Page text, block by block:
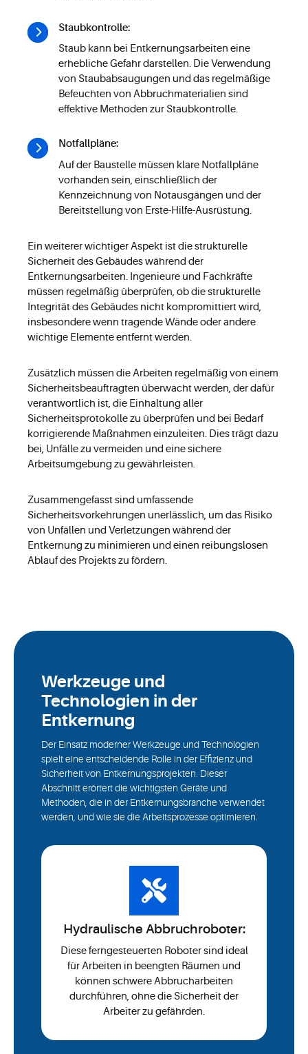
Staubkontrolle:
Staub kann bei Entkernungsarbeiten eine
erhebliche Gefahr darstellen. Die Verwendung
von Staubabsaugungen und das regelmäßige
Befeuchten von Abbruchmaterialien sind
effektive Methoden zur Staubkontrolle.
Notfallpläne:
Auf der Baustelle müssen klare Notfallpläne
vorhanden sein, einschließlich der
Kennzeichnung von Notausgängen und der
Bereitstellung von Erste-Hilfe-Ausrüstung.
Ein weiterer wichtiger Aspekt ist die strukturelle
Sicherheit des Gebäudes während der
Entkernungsarbeiten. Ingenieure und Fachkräfte
müssen regelmäßig überprüfen, ob die strukturelle
Integrität des Gebäudes nicht kompromittiert wird,
insbesondere wenn tragende Wände oder andere
wichtige Elemente entfernt werden.
Zusätzlich müssen die Arbeiten regelmäßig von einem
Sicherheitsbeauftragten überwacht werden, der dafür
verantwortlich ist, die Einhaltung aller
Sicherheitsprotokolle zu überprüfen und bei Bedarf
korrigierende Maßnahmen einzuleiten. Dies trägt dazu
bei, Unfälle zu vermeiden und eine sichere
Arbeitsumgebung zu gewährleisten.
Zusammengefasst sind umfassende
Sicherheitsvorkehrungen unerlässlich, um das Risiko
von Unfällen und Verletzungen während der
Entkernung zu minimieren und einen reibungslosen
Ablauf des Projekts zu fördern.
Werkzeuge und
Technologien in der
Entkernung
Der Einsatz moderner Werkzeuge und Technologien
spielt eine entscheidende Rolle in der Effizienz und
Sicherheit von Entkernungsprojekten. Dieser
Abschnitt erörtert die wichtigsten Geräte und
Methoden, die in der Entkernungsbranche verwendet
werden, und wie sie die Arbeitsprozesse optimieren.
Hydraulische Abbruchroboter:
Diese ferngesteuerten Roboter sind ideal
für Arbeiten in beengten Räumen und
können schwere Abbrucharbeiten
durchführen, ohne die Sicherheit der
Arbeiter zu gefährden.